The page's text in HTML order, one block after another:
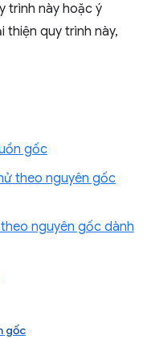
trình này hoặc ý
quy trình này,
gốc
theo nguyên gốc
nguyên gốc dành
gốc